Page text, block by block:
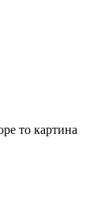
то картина